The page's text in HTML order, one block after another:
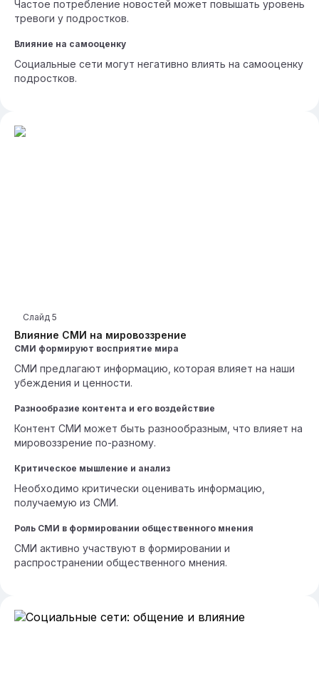
Частое потребление новостей может повышать уровень
тревоги у подростков.
Влияние на самооценку
Социальные сети могут негативно влиять на самооценку
подростков.
Влияние СМИ на мировоззрение
Слайд 5
СМИ формируют восприятие мира
СМИ предлагают информацию, которая влияет на наши
убеждения и ценности.
Разнообразие контента и его воздействие
Контент СМИ может быть разнообразным, что влияет на
мировоззрение по-разному.
Критическое мышление и анализ
Необходимо критически оценивать информацию,
получаемую из СМИ.
Роль СМИ в формировании общественного мнения
СМИ активно участвуют в формировании и
распространении общественного мнения.